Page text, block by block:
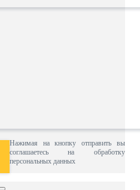
Нажимая на кнопку отправить вы
соглашаетесь на обработку
персональных данных